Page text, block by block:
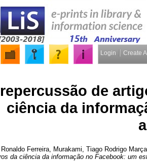
Login Create
de
ciência da
Ferreira
Murakami, Tiago Rodrigo
da ciência da informação no Facebook: um